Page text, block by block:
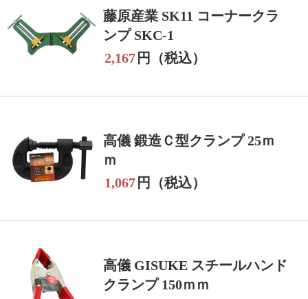
藤原産業 SK11 コーナークラ
ンプ SKC-1
2,167 円（税込）
高儀 鍛造Ｃ型クランプ 25ｍ
ｍ
1,067 円（税込）
高儀 GISUKE スチールハンド
クランプ 150ｍｍ